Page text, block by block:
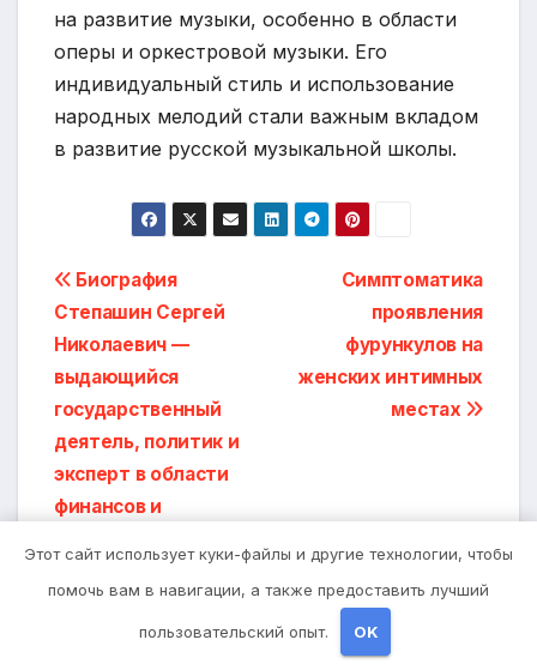
на развитие музыки, особенно в области
оперы и оркестровой музыки. Его
индивидуальный стиль и использование
народных мелодий стали важным вкладом
в развитие русской музыкальной школы.
Навигация
по
записям
Симптоматика
проявления
фурункулов на
женских интимных
местах
Биография
Степашин Сергей
Николаевич —
выдающийся
государственный
деятель, политик и
эксперт в области
финансов и
Этот сайт использует куки-файлы и другие технологии, чтобы
помочь вам в навигации, а также предоставить лучший
пользовательский опыт. OK